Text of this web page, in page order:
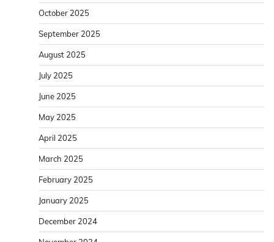
October 2025
September 2025
August 2025
July 2025
June 2025
May 2025
April 2025
March 2025
February 2025
January 2025
December 2024